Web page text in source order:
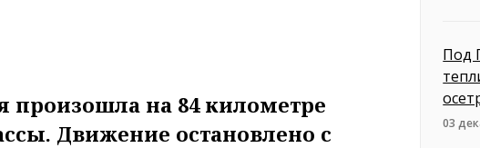
произошла на 84 километре
Движение остановлено с
Под
03